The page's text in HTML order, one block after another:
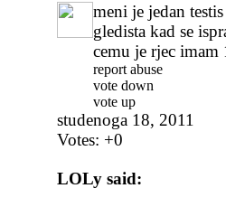
meni je jedan
gledista kad se
cemu je rjec imam
report abuse
vote down
vote up
studenoga 18, 2011
Votes: +0
LOLy said: